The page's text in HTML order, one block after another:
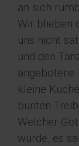
an sich
Wir blieben
uns nicht
und den
angebotene
kleine
bunten
Welcher
wurde, es